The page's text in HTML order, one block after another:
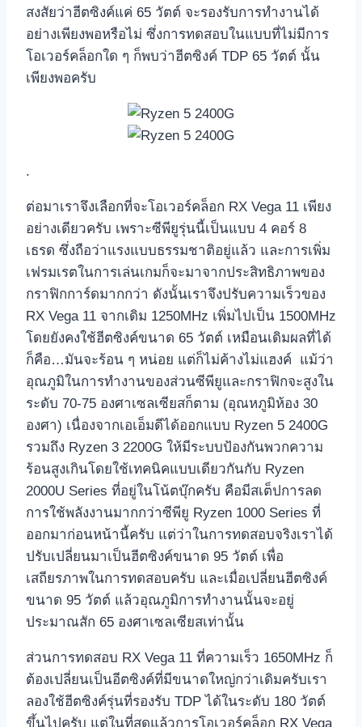
สงสัยว่าฮีตซิงค์แค่ 65 วัตต์ จะรองรับการทำงานได้
อย่างเพียงพอหรือไม่ ซึ่งการทดสอบในแบบที่ไม่มีการ
โอเวอร์คล็อกใด ๆ ก็พบว่าฮีตซิงค์ TDP 65 วัตต์ นั้น
เพียงพอครับ
.
ต่อมาเราจึงเลือกที่จะโอเวอร์คล็อก RX Vega 11 เพียง
อย่างเดียวครับ เพราะซีพียูรุ่นนี้เป็นแบบ 4 คอร์ 8
เธรด ซึ่งถือว่าแรงแบบธรรมชาติอยู่แล้ว และการเพิ่ม
เฟรมเรตในการเล่นเกมก็จะมาจากประสิทธิภาพของ
กราฟิกการ์ดมากกว่า ดังนั้นเราจึงปรับความเร็วของ
RX Vega 11 จากเดิม 1250MHz เพิ่มไปเป็น 1500MHz
โดยยังคงใช้ฮีตซิงค์ขนาด 65 วัตต์ เหมือนเดิมผลที่ได้
ก็คือ…มันจะร้อน ๆ หน่อย แต่ก็ไม่ค้างไม่แฮงค์ แม้ว่า
อุณภูมิในการทำงานของส่วนซีพียูและกราฟิกจะสูงใน
ระดับ 70-75 องศาเซลเซียสก็ตาม (อุณหภูมิห้อง 30
องศา) เนื่องจากเอเอ็มดีได้ออกแบบ Ryzen 5 2400G
รวมถึง Ryzen 3 2200G ให้มีระบบป้องกันพวกความ
ร้อนสูงเกินโดยใช้เทคนิคแบบเดียวกันกับ Ryzen
2000U Series ที่อยู่ในโน้ตบุ๊กครับ คือมีสเต็ปการลด
การใช้พลังงานมากกว่าซีพียู Ryzen 1000 Series ที่
ออกมาก่อนหน้านี้ครับ แต่ว่าในการทดสอบจริงเราได้
ปรับเปลี่ยนมาเป็นฮีตซิงค์ขนาด 95 วัตต์ เพื่อ
เสถียรภาพในการทดสอบครับ และเมื่อเปลี่ยนฮีตซิงค์
ขนาด 95 วัตต์ แล้วอุณภูมิการทำงานนั้นจะอยู่
ประมาณสัก 65 องศาเซลเซียสเท่านั้น
ส่วนการทดสอบ RX Vega 11 ที่ความเร็ว 1650MHz ก็
ต้องเปลี่ยนเป็นอีตซิงค์ที่มีขนาดใหญ่กว่าเดิมครับเรา
ลองใช้ฮีตซิงค์รุ่นที่รองรับ TDP ได้ในระดับ 180 วัตต์
ขึ้นไปครับ แต่ในที่สุดแล้วการโอเวอร์คล็อก RX Vega